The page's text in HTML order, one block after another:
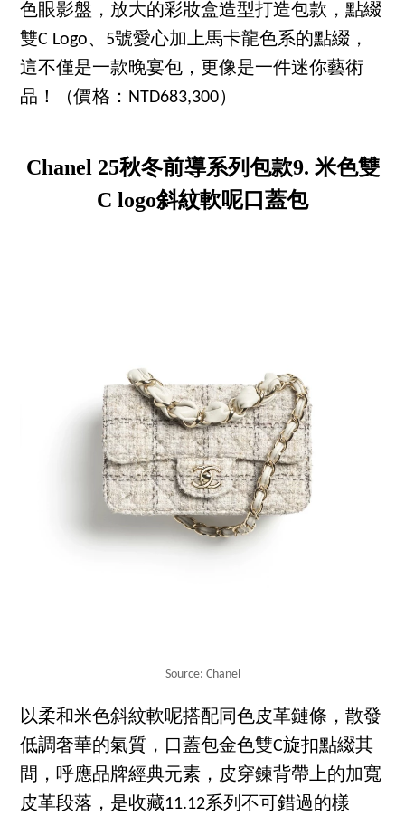
色眼影盤，放大的彩妝盒造型打造包款，點綴
雙C Logo、5號愛心加上馬卡龍色系的點綴，
這不僅是一款晚宴包，更像是一件迷你藝術
品！（價格：NTD683,300）
Chanel 25秋冬前導系列包款9. 米色雙
C logo斜紋軟呢口蓋包
Source: Chanel
以柔和米色斜紋軟呢搭配同色皮革鏈條，散發
低調奢華的氣質，口蓋包金色雙C旋扣點綴其
間，呼應品牌經典元素，皮穿鍊背帶上的加寬
皮革段落，是收藏11.12系列不可錯過的樣